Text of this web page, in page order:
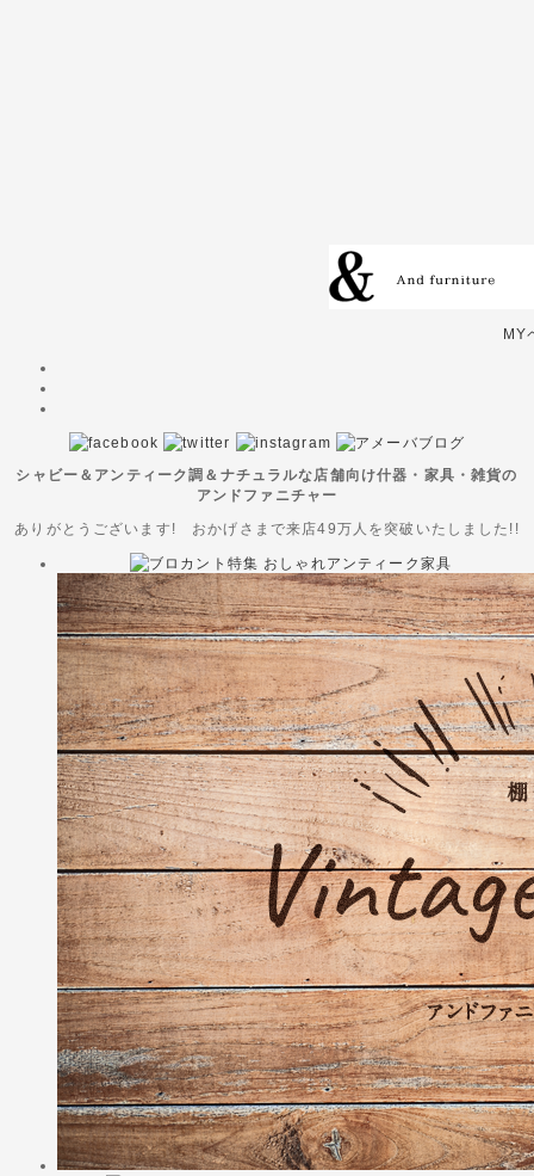
MY
シャビー＆アンティーク調＆ナチュラルな店舗向け什器・家具・雑貨の
アンドファニチャー
ありがとうございます! おかげさまで来店49万人を突破いたしました!!